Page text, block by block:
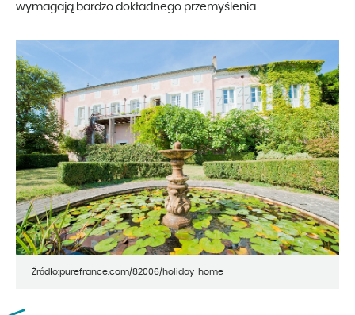
wymagają bardzo dokładnego przemyślenia.
Źródło:purefrance.com/82006/holiday-home